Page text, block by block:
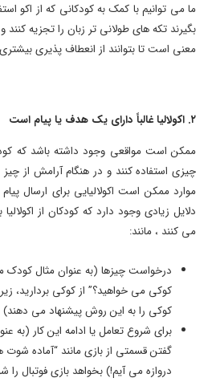
ما می توانیم با کمک به کودکانی که از اکو
بگیرند تکه های طولانی تر زبان را تجزیه
معنی است تا بتوانند از انعطاف پذیری
۲. اکولالیا غالباً دارای یک هدف یا پیام است
ممکن است مواقعی وجود داشته باشد که
چیزی استفاده کنند و در هنگام آرامش از
موارد ممکن است اکولالیایی برای ارسال
دلایل زیادی وجود دارد که کودکان از
می کنند ، مانند:
درخواست چیزها (به عنوان مثال کودک
کوکی می خواهید؟” از کوکی بردارید،
کوکی را به این روش پیشنهاد می دهند)
برای شروع تعامل یا ادامه این کار (به
گفتن قسمتی از بازی مانند “آماده شوت
دروازه می آیم!) بخواهد بازی فوتبال را